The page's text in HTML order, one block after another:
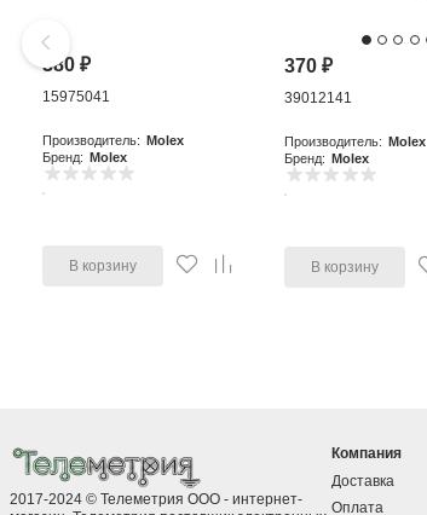
380₽
15975041
Производитель:
Molex
Бренд:
Molex
В корзину
370₽
39012141
Производитель:
Molex
Бренд:
Molex
В корзину
2017-2024 © Телеметрия ООО - интернет-
Компания
Доставка
Оплата